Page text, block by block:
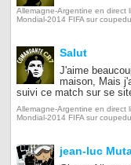
Allemagne-Argentine en direct
Mondial-2014 FIFA sur
Salut
J'aime
maison, Mais
suivi ce match sur se
Allemagne-Argentine en direct
Mondial-2014 FIFA sur
jean-luc